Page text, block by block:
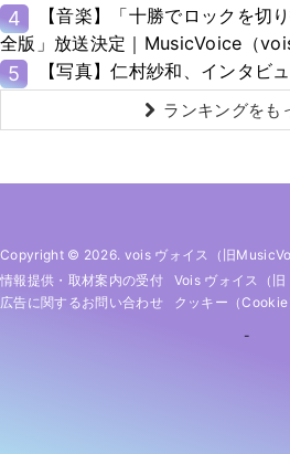
4
【音楽】「十勝でロックを切
全版」放送決定｜MusicVoice（
5 【写真】仁村紗和、インタビ
ランキングをも
Copyright © 2026. vois ヴォイス（旧
情報提供・取材案内の受付
Vois ヴォイス（
広告に関するお問い合わせ
クッキー（cookie
-